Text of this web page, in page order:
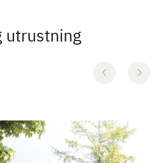
utrustning